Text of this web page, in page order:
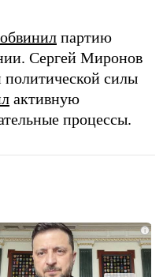
обвинил партию
Сергей Миронов
политической силы
активную
процессы.
i